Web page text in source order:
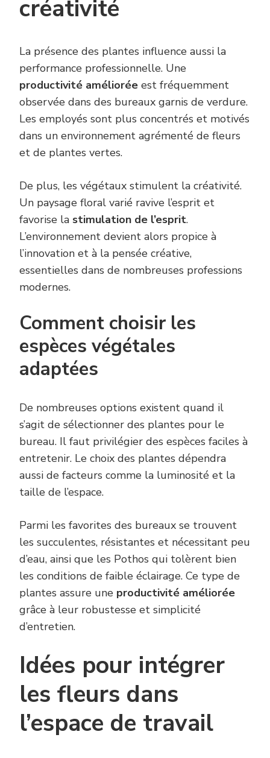
créativité
La présence des plantes influence aussi la
performance professionnelle. Une
productivité améliorée est fréquemment
observée dans des bureaux garnis de verdure.
Les employés sont plus concentrés et motivés
dans un environnement agrémenté de fleurs
et de plantes vertes.
De plus, les végétaux stimulent la créativité.
Un paysage floral varié ravive l’esprit et
favorise la stimulation de l’esprit.
L’environnement devient alors propice à
l’innovation et à la pensée créative,
essentielles dans de nombreuses professions
modernes.
Comment choisir les
espèces végétales
adaptées
De nombreuses options existent quand il
s’agit de sélectionner des plantes pour le
bureau. Il faut privilégier des espèces faciles à
entretenir. Le choix des plantes dépendra
aussi de facteurs comme la luminosité et la
taille de l’espace.
Parmi les favorites des bureaux se trouvent
les succulentes, résistantes et nécessitant peu
d’eau, ainsi que les Pothos qui tolèrent bien
les conditions de faible éclairage. Ce type de
plantes assure une productivité améliorée
grâce à leur robustesse et simplicité
d’entretien.
Idées pour intégrer
les fleurs dans
l’espace de travail